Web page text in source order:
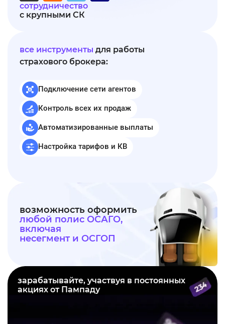
сотрудничество
с крупными СК
все инструменты для работы
страхового брокера:
Подключение сети агентов
Контроль всех их продаж
Автоматизированные выплаты
Настройка тарифов и КВ
возможность оформить
любой полис ОСАГО,
включая
несегмент и ОСГОП
зарабатывайте, участвуя в постоянных
акциях от Пампаду